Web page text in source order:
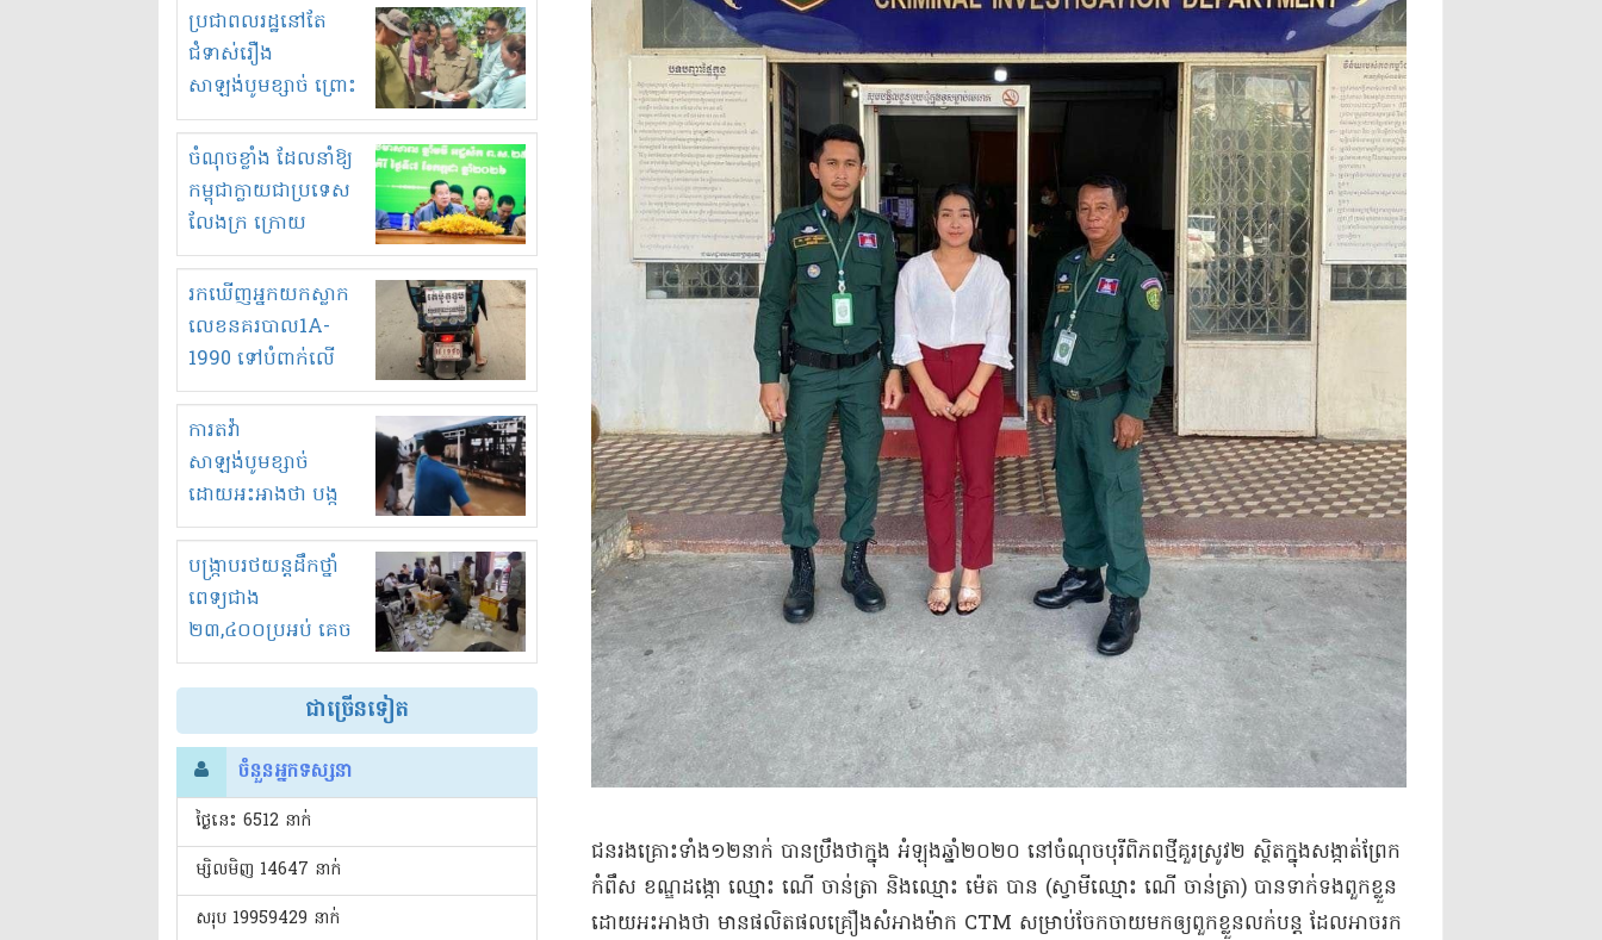
មួយចំនួនទៀត
កំពង់តែគុបគិតគ្នា
ធ្វើសកម្មភាពរកស៊ីនិង
ស្តុកទំនិញគេចពន្ធ?
ប្រជាពលរដ្ឋនៅតែ
ជំទាស់រឿង
សាឡង់បូមខ្សាច់ ព្រោះ
ខ្លាចបាក់ច្រាំងទៀត!
ចំណុចខ្លាំង ដែលនាំឱ្យ
កម្ពុជាក្លាយជាប្រទេស
លែងក្រ ក្រោយ
ឆ្នាំ២០៣០
រកឃើញអ្នកយកស្លាក
លេខនគរបាល1A-
1990 ទៅបំពាក់លើ
ម៉ូតូរបស់ខ្លួន ដាកផ្លាក
រត់ឌុបហើយ
ការតវ៉ា
សាឡង់បូមខ្សាច់
ដោយអះអាងថា បង្ក
បាក់ច្រាំងទន្លេ និង
រំខានទាំងយប់ទាំងថ្ងៃ
បង្ក្រាបរថយន្តដឹកថ្នាំ
ពេទ្យជាង
២៣,៤០០ប្រអប់ គេច
ពន្ធនិងអត់ច្បាប់នាំ
ចូល!?
ជាច្រើនទៀត
ចំនួនអ្នកទស្សនា
ថ្ងៃនេះ​ 6512 នាក់
ម្សិលមិញ 14647 នាក់
សរុប 19959429 នាក់
​ជនរងគ្រោះ​ទាំង​១២​នាក់ បាន​ប្រឹង​ថា​ក្នុង អំឡុង​ឆ្នាំ​២០២០ នៅ​ចំណុច​បុរី​ពិភពថ្មី​គួរ​ស្រូវ​២ ស្ថិតក្នុង​សង្កាត់​ព្រែក
កំពឹស ខណ្ឌដង្កោ ឈ្មោះ ណើ ចាន់​ត្រា និង​ឈ្មោះ ម៉េ​ត បាន (​ស្វាមី​ឈ្មោះ ណើ ចាន់​ត្រា​) បាន​ទាក់ទង​ពួកខ្លួន
ដោយ​អះអាងថា មាន​ផលិតផល​គ្រឿងសំអាង​ម៉ាក CTM សម្រាប់​ចែកចាយ​មក​ឲ្យ​ពួកខ្លួន​លក់​បន្ដ ដែល​អាច​រក​